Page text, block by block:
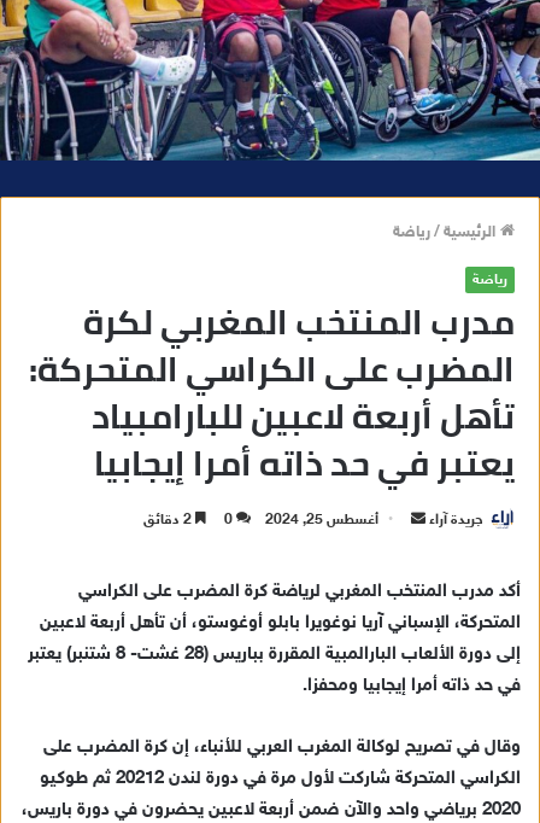
الرئيسية/رياضة
رياضة
مدرب المنتخب المغربي لكرة
المضرب على الكراسي المتحركة:
تأهل أربعة لاعبين للبارامبياد
يعتبر في حد ذاته أمرا إيجابيا
جريدة آراء
ر
ا
إ
ل
أغسطس 25, 2024 0
أكد مدرب المنتخب المغربي لرياضة كرة المضرب على الكراسي
المتحركة، الإسباني آريا نوغويرا بابلو أوغوستو، أن تأهل أربعة لاعبين
إلى دورة الألعاب البارالمبية المقررة بباريس (28 غشت- 8 شتنبر) يعتبر
في حد ذاته أمرا إيجابيا ومحفزا.
وقال في تصريح لوكالة المغرب العربي للأنباء، إن كرة المضرب على
الكراسي المتحركة شاركت لأول مرة في دورة لندن 20212 ثم طوكيو
2020 برياضي واحد والآن ضمن أربعة لاعبين يحضرون في دورة باريس،